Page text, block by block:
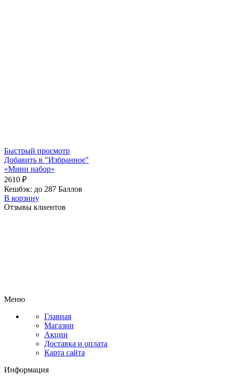
Быстрый просмотр
Добавить в "Избранное"
«Мини набор»
2610 ₽
Кешбэк: до 287 Баллов
В корзину
Отзывы клиентов
Меню
Главная
Магазин
Акции
Доставка и оплата
Карта сайта
Информация